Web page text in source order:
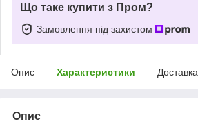
Що таке купити з Пром?
Замовлення під захистом
Опис Характеристики Доставка
Опис